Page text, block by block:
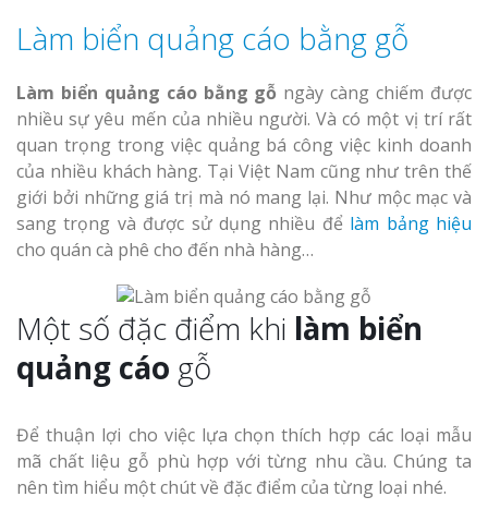
Làm biển quảng cáo bằng gỗ
Làm biển quảng cáo bằng gỗ ngày càng chiếm được
nhiều sự yêu mến của nhiều người. Và có một vị trí rất
quan trọng trong việc quảng bá công việc kinh doanh
của nhiều khách hàng. Tại Việt Nam cũng như trên thế
giới bởi những giá trị mà nó mang lại. Như mộc mạc và
sang trọng và được sử dụng nhiều để làm bảng hiệu
cho quán cà phê cho đến nhà hàng…
Một số đặc điểm khi làm biển
quảng cáo gỗ
Để thuận lợi cho việc lựa chọn thích hợp các loại mẫu
mã chất liệu gỗ phù hợp với từng nhu cầu. Chúng ta
nên tìm hiểu một chút về đặc điểm của từng loại nhé.
Top 10 Mẫu
Nghệ An Đẹp
Thuốc Nghệ An Chuẩn